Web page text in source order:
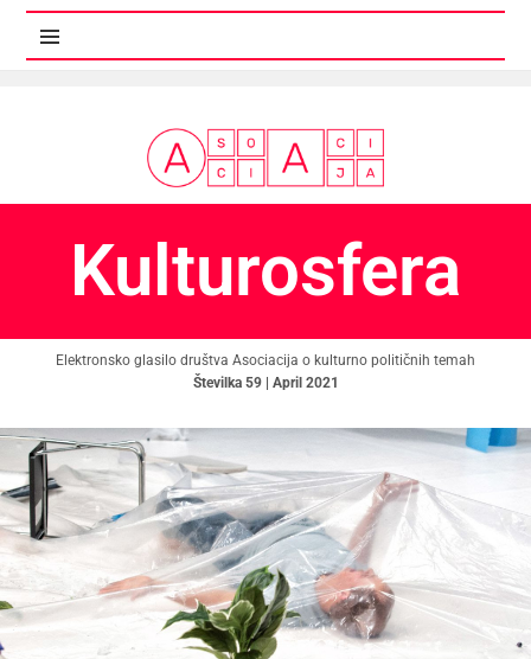
Kulturosfera
Elektronsko glasilo društva Asociacija o kulturno političnih temah
Številka 59 | April 2021